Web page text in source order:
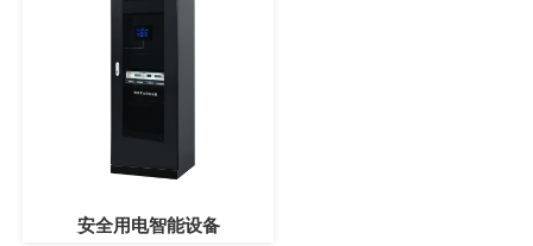
安全用电智能设备